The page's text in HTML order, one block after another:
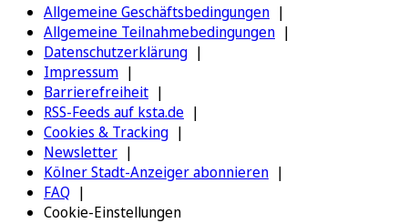
Allgemeine Geschäftsbedingungen
Allgemeine Teilnahmebedingungen
Datenschutzerklärung
Impressum
Barrierefreiheit
RSS-Feeds auf ksta.de
Cookies & Tracking
Newsletter
Kölner Stadt-Anzeiger abonnieren
FAQ
Cookie-Einstellungen